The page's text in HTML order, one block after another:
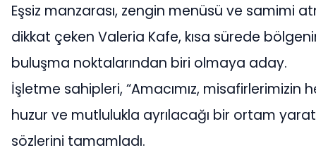
Eşsiz manzarası, zengin menüsü ve samimi
dikkat çeken Valeria Kafe, kısa sürede
buluşma noktalarından biri olmaya aday.
İşletme sahipleri, “Amacımız, misafirlerimizin
huzur ve mutlulukla ayrılacağı bir ortam
sözlerini tamamladı.